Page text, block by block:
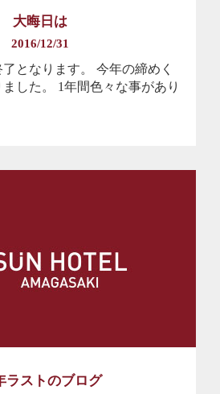
大晦日は
2016/12/31
となります。 今年の締めく
した。 1年間色々な事があり
ラストのブログ